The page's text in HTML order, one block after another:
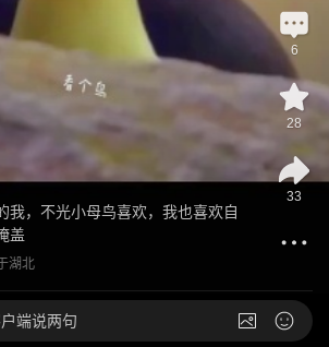
我，不光小母鸟喜欢，我也喜欢自
盖
湖北
6
28
33
端说两句